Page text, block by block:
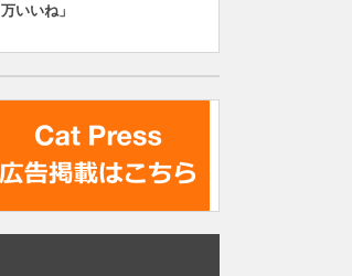
万いいね」